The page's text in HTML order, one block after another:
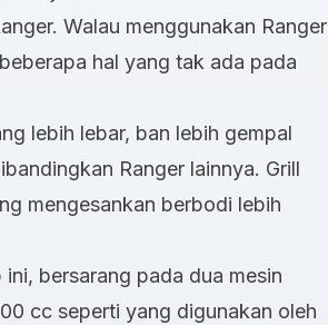
Walau menggunakan Ranger
hal yang tak ada pada
lebih lebar, ban lebih gempal
Ranger lainnya. Grill
mengesankan berbodi lebih
bersarang pada dua mesin
cc seperti yang digunakan oleh